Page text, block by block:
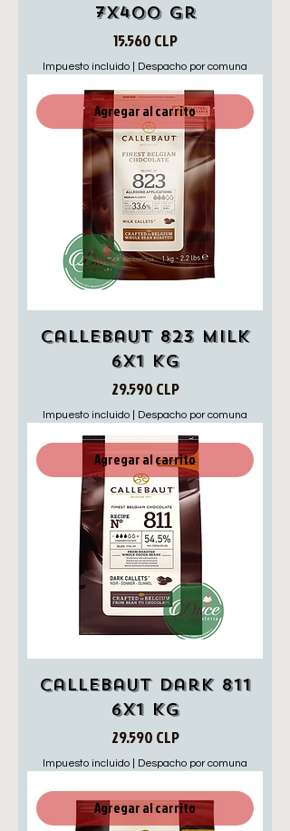
7x400 Gr
Precio
15.560 CLP
Impuesto incluido Despacho por comuna
Agregar al carrito
Callebaut 823 milk
6x1 Kg
Precio
29.590 CLP
Impuesto incluido Despacho por comuna
Agregar al carrito
Callebaut Dark 811
6X1 KG
Precio
29.590 CLP
Impuesto incluido Despacho por comuna
Agregar al carrito